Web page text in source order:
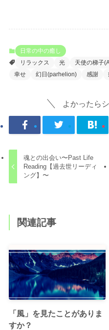
日常の中の癒し
リラックス
光 天使の梯子
幸せ
幻日(parhelion) 感謝
よかったら
魂との出会い〜Past Life
Reading【過去世リーディ
ング】〜
関連記事
「風」を見たことがありま
すか？